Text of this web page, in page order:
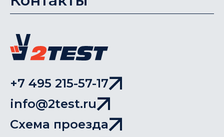
+7 495 215-57-17
info@2test.ru
Схема проезда